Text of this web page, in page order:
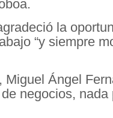
la
“y siempre
Ángel
negocios, nada